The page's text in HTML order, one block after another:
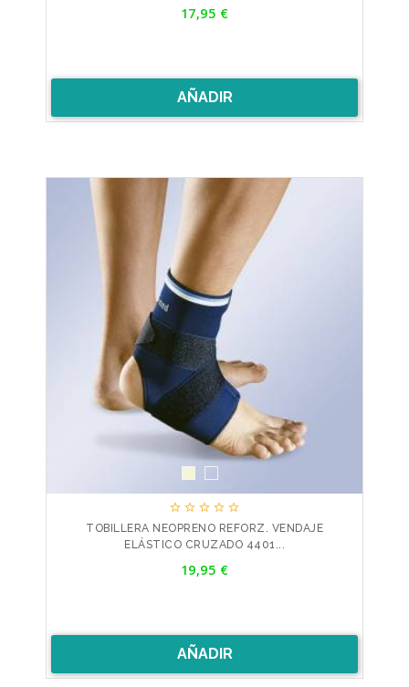
17,95 €
AÑADIR
    
TOBILLERA NEOPRENO REFORZ. VENDAJE
ELÁSTICO CRUZADO 4401...
19,95 €
AÑADIR